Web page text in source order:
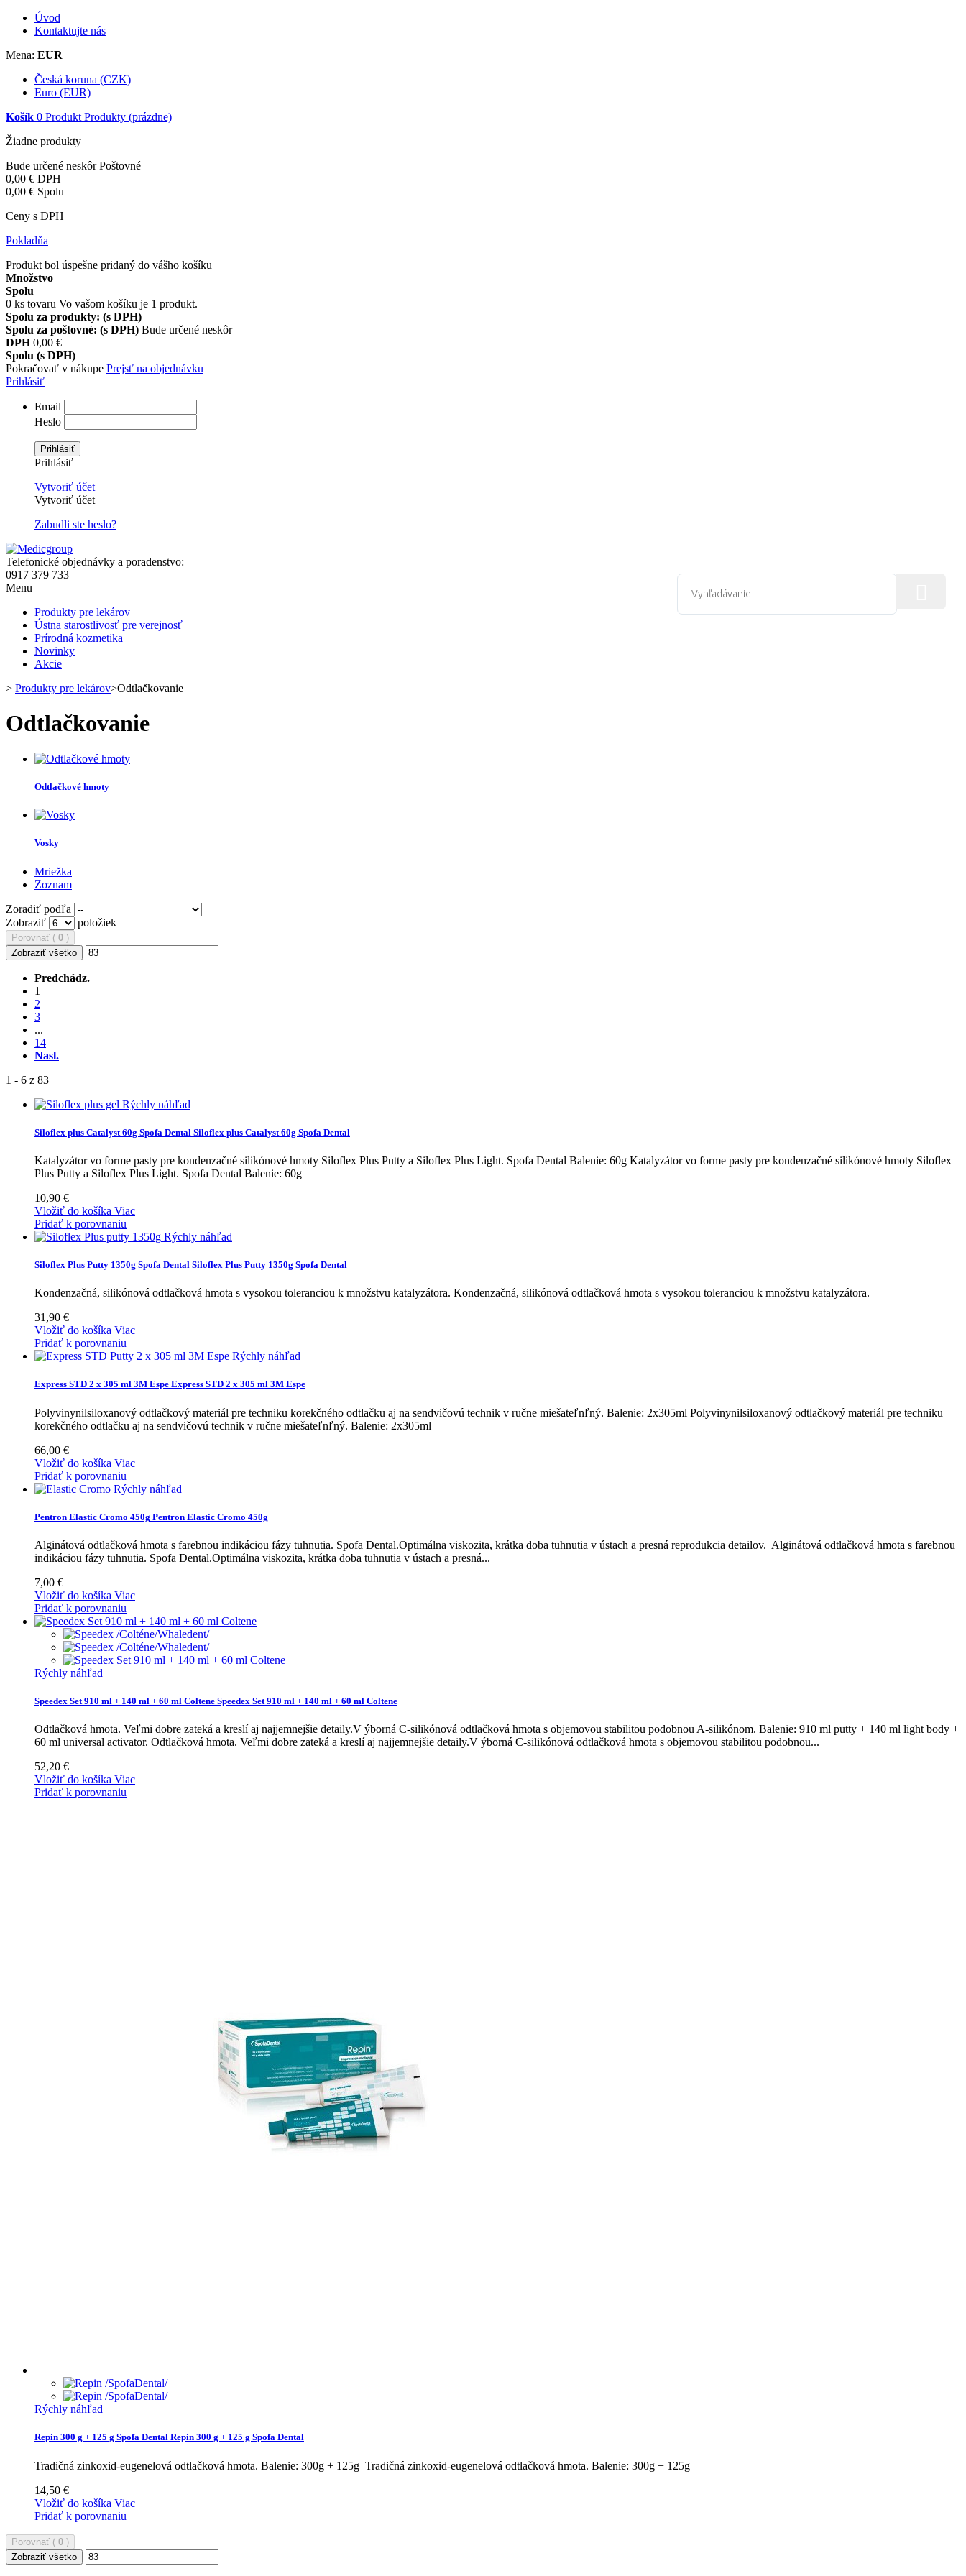
Úvod
Kontaktujte nás
Mena: EUR
Česká koruna (CZK)
Euro (EUR)
Košík 0 Produkt Produkty (prázdne)
Žiadne produkty
Bude určené neskôrPoštovné
0,00 € DPH
0,00 € Spolu
Ceny s DPH
Pokladňa
Produkt bol úspešne pridaný do vášho košíku
Množstvo
Spolu
0 ks tovaru Vo vašom košíku je 1 produkt.
Spolu za produkty: (s DPH)
Spolu za poštovné: (s DPH) Bude určené neskôr
DPH 0,00 €
Spolu (s DPH)
Pokračovať v nákupe Prejsť na objednávku
Prihlásiť
Email
Heslo
Prihlásiť
Prihlásiť
Vytvoriť účet
Vytvoriť účet
Zabudli ste heslo?
Telefonické objednávky a poradenstvo:
0917 379 733
Menu
Produkty pre lekárov
Ústna starostlivosť pre verejnosť
Prírodná kozmetika
Novinky
Akcie
> Produkty pre lekárov>Odtlačkovanie
Odtlačkovanie
Odtlačkové hmoty
Vosky
Mriežka
Zoznam
Zoradiť podľa
Zobraziť
položiek
Porovnať ( 0 )
Zobraziť všetko
Predchádz.
1
2
3
...
14
Nasl.
1 - 6 z 83
Rýchly náhľad
Siloflex plus Catalyst 60g Spofa Dental Siloflex plus Catalyst 60g Spofa Dental
Katalyzátor vo forme pasty pre kondenzačné silikónové hmoty Siloflex Plus Putty a Siloflex Plus Light. Spofa Dental Balenie: 60g Katalyzátor vo forme pasty pre kondenzačné silikónové hmoty Siloflex
Plus Putty a Siloflex Plus Light. Spofa Dental Balenie: 60g
10,90 €
Vložiť do košíka Viac
Pridať k porovnaniu
Rýchly náhľad
Siloflex Plus Putty 1350g Spofa Dental Siloflex Plus Putty 1350g Spofa Dental
Kondenzačná, silikónová odtlačková hmota s vysokou toleranciou k množstvu katalyzátora. Kondenzačná, silikónová odtlačková hmota s vysokou toleranciou k množstvu katalyzátora.
31,90 €
Vložiť do košíka Viac
Pridať k porovnaniu
Rýchly náhľad
Express STD 2 x 305 ml 3M Espe Express STD 2 x 305 ml 3M Espe
Polyvinynilsiloxanový odtlačkový materiál pre techniku korekčného odtlačku aj na sendvičovú technik v ručne miešateľnľný. Balenie: 2x305ml Polyvinynilsiloxanový odtlačkový materiál pre techniku
korekčného odtlačku aj na sendvičovú technik v ručne miešateľnľný. Balenie: 2x305ml
66,00 €
Vložiť do košíka Viac
Pridať k porovnaniu
Rýchly náhľad
Pentron Elastic Cromo 450g Pentron Elastic Cromo 450g
Alginátová odtlačková hmota s farebnou indikáciou fázy tuhnutia. Spofa Dental.Optimálna viskozita, krátka doba tuhnutia v ústach a presná reprodukcia detailov. Alginátová odtlačková hmota s farebnou
indikáciou fázy tuhnutia. Spofa Dental.Optimálna viskozita, krátka doba tuhnutia v ústach a presná...
7,00 €
Vložiť do košíka Viac
Pridať k porovnaniu
Rýchly náhľad
Speedex Set 910 ml + 140 ml + 60 ml Coltene Speedex Set 910 ml + 140 ml + 60 ml Coltene
Odtlačková hmota. Veľmi dobre zateká a kreslí aj najjemnejšie detaily.V ýborná C-silikónová odtlačková hmota s objemovou stabilitou podobnou A-silikónom. Balenie: 910 ml putty + 140 ml light body +
60 ml universal activator. Odtlačková hmota. Veľmi dobre zateká a kreslí aj najjemnejšie detaily.V ýborná C-silikónová odtlačková hmota s objemovou stabilitou podobnou...
52,20 €
Vložiť do košíka Viac
Pridať k porovnaniu
Rýchly náhľad
Repin 300 g + 125 g Spofa Dental Repin 300 g + 125 g Spofa Dental
Tradičná zinkoxid-eugenelová odtlačková hmota. Balenie: 300g + 125g Tradičná zinkoxid-eugenelová odtlačková hmota. Balenie: 300g + 125g
14,50 €
Vložiť do košíka Viac
Pridať k porovnaniu
Porovnať ( 0 )
Zobraziť všetko